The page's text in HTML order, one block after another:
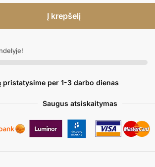
Į krepšelį
pristatysime per 1-3 darbo dienas
Saugus atsiskaitymas